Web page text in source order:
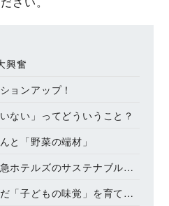
興奮
ョンアップ！
ない」ってどういうこと？
と「野菜の端材」
ズのサステナブルな取り組み
子どもの味覚」を育てる意義